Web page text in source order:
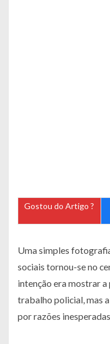
Gostou do Artigo ?
Uma simples
sociais tornou-se no
intenção era mostrar
trabalho policial, mas
por razões